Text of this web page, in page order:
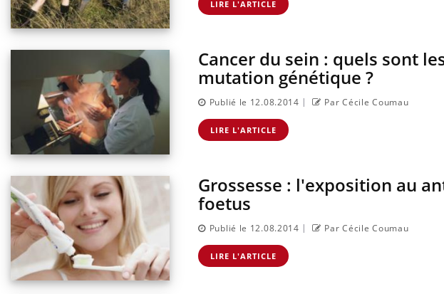
LIRE L'ARTICLE
Cancer du sein : quels sont
mutation génétique ?
Publié le 12.08.2014 | Par Cécile Coumau
LIRE L'ARTICLE
Grossesse : l'exposition au
foetus
Publié le 12.08.2014 | Par Cécile Coumau
LIRE L'ARTICLE